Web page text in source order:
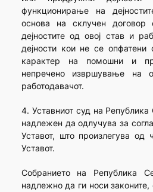
функционирање на
основа на склучен договор
дејностите од овој став и
дејности кои не се опфатени
карактер на помошни и
непречено извршување на
работодавачот.
4. Уставниот суд на
надлежен да одлучува за
Уставот, што произлегува од
Уставот.
Собранието на Република
надлежно да ги носи